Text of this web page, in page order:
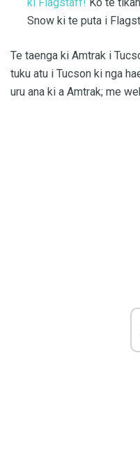
Snow ki te puta i
Te taenga ki Amtrak i
tuku atu i Tucson ki nga
uru ana ki a Amtrak; me